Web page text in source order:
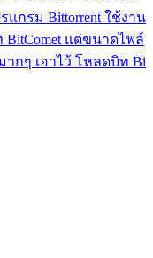
แกรม Bittorrent ใช้งาน
แต่ขนาดไฟล์
ากๆ เอาไว้ โหลดบิท Bi